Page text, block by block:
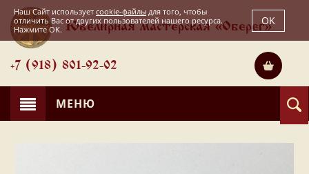
Ювелирная мастерская «Оберег»
+7 (918) 801-92-02
МЕНЮ
Наш Сайт использует cookie-файлы для того, чтобы
отличить Вас от других пользователей нашего ресурса.
Нажмите OK.
OK